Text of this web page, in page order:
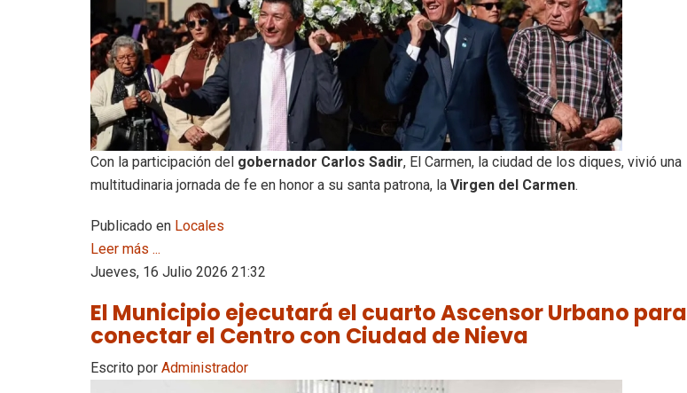
Con la participación del gobernador Carlos Sadir, El Carmen, la ciudad de los diques, vivió una
multitudinaria jornada de fe en honor a su santa patrona, la Virgen del Carmen.
Publicado en Locales
Leer más ...
Jueves, 16 Julio 2026 21:32
El Municipio ejecutará el cuarto Ascensor Urbano para
conectar el Centro con Ciudad de Nieva
Escrito por Administrador